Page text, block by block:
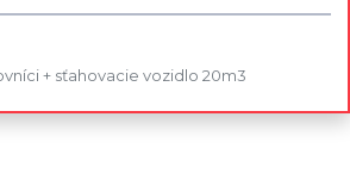
+ sťahovacie vozidlo 20m3